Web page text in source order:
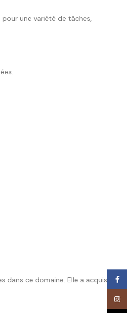
une variété de tâches,
dans ce domaine. Elle a acquis une